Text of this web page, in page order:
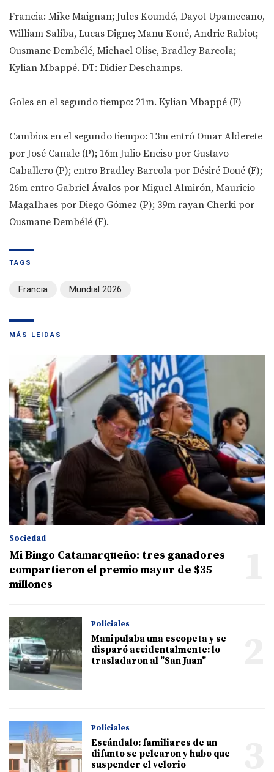
Francia: Mike Maignan; Jules Koundé, Dayot Upamecano,
William Saliba, Lucas Digne; Manu Koné, Andrie Rabiot;
Ousmane Dembélé, Michael Olise, Bradley Barcola;
Kylian Mbappé. DT: Didier Deschamps.
Goles en el segundo tiempo: 21m. Kylian Mbappé (F)
Cambios en el segundo tiempo: 13m entró Omar Alderete
por José Canale (P); 16m Julio Enciso por Gustavo
Caballero (P); entro Bradley Barcola por Désiré Doué (F);
26m entro Gabriel Ávalos por Miguel Almirón, Mauricio
Magalhaes por Diego Gómez (P); 39m rayan Cherki por
Ousmane Dembélé (F).
TAGS
Francia Mundial 2026
MÁS LEIDAS
Sociedad
Mi Bingo Catamarqueño: tres ganadores
compartieron el premio mayor de $35
millones
Policiales
Manipulaba una escopeta y se
disparó accidentalmente: lo
trasladaron al "San Juan"
Policiales
Escándalo: familiares de un
difunto se pelearon y hubo que
suspender el velorio